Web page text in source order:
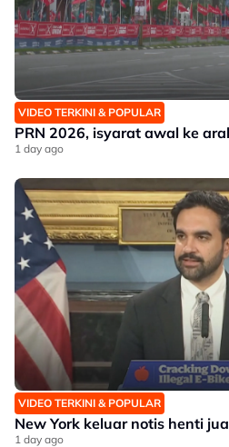
VIDEO TERKINI & POPULAR
PRN 2026, isyarat awal ke
1 day ago
VIDEO TERKINI & POPULAR
New York keluar notis henti
1 day ago